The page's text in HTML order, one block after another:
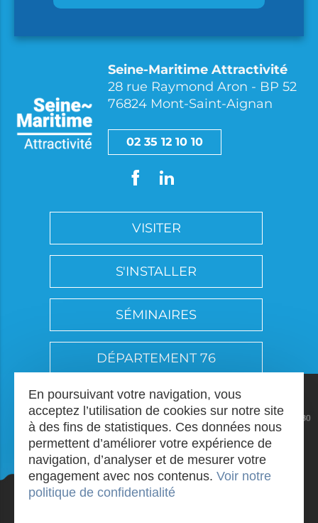
Seine-Maritime Attractivité
28 rue Raymond Aron - BP 52
76824 Mont-Saint-Aignan
02 35 12 10 10
VISITER
S'INSTALLER
SÉMINAIRES
DÉPARTEMENT 76
En poursuivant votre navigation, vous
acceptez l’utilisation de cookies sur notre site
à des fins de statistiques. Ces données nous
permettent d’améliorer votre expérience de
navigation, d’analyser et de mesurer votre
engagement avec nos contenus. Voir notre
politique de confidentialité